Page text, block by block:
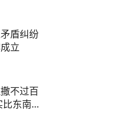
盾纠纷
立
不过百
东南